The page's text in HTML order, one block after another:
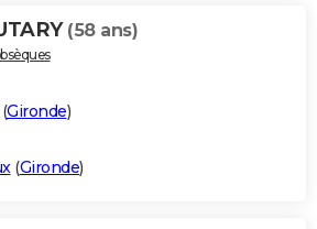
(58 ans)
(Gironde)
(Gironde)